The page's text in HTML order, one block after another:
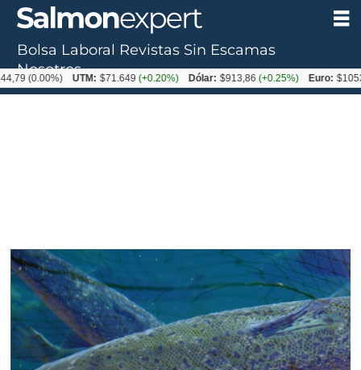
Bolsa Laboral Revistas Sin Escamas
Nosotros
UTM: $71.649(+0.20%) Dólar: $913,86(+0.25%) Euro: $1053,08 (-